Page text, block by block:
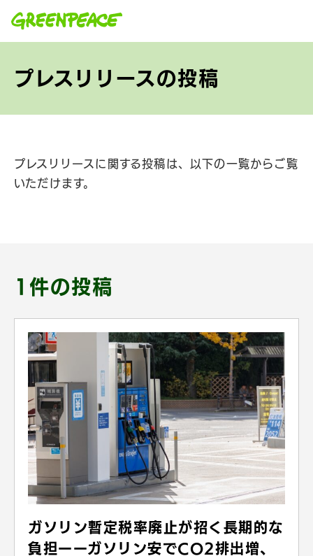
プレスリリースの投稿
プレスリリースに関する投稿は、以下の一覧からご覧
いただけます。
1件の投稿
ガソリン暫定税率廃止が招く長期的な
負担ーーガソリン安でCO2排出増、